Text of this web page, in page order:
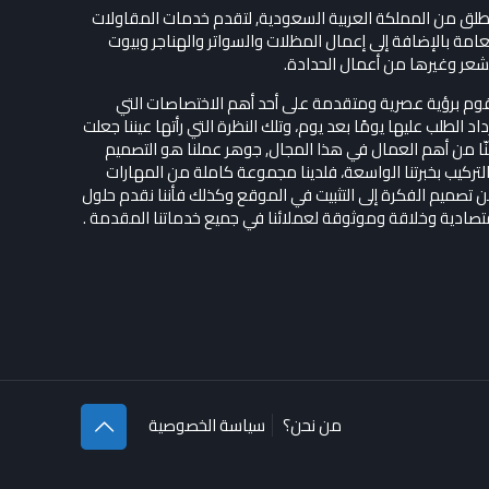
من المملكة العربية السعودية, لتقدم خدمات المقاولات
بالإضافة إلى إعمال المظلات والسواتر والهناجر وبيوت
وغيرها من أعمال الحدادة.
برؤية عصرية ومتقدمة على أحد أهم الاختصاصات التي
الطلب عليها يومًا بعد يوم، وتلك النظرة التي رأتها عيننا جعلت
من أهم العمال في هذا المجال, جوهر عملنا هو التصميم
بخبرتنا الواسعة، فلدينا مجموعة كاملة من المهارات
تصميم الفكرة إلى التثبيت في الموقع وكذلك فأننا نقدم حلول
وخلاقة وموثوقة لعملائنا في جميع خدماتنا المقدمة .
من نحن؟ سياسة الخصوصية